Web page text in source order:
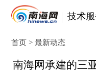
技术
首页 >最新动态
南海网承建的三